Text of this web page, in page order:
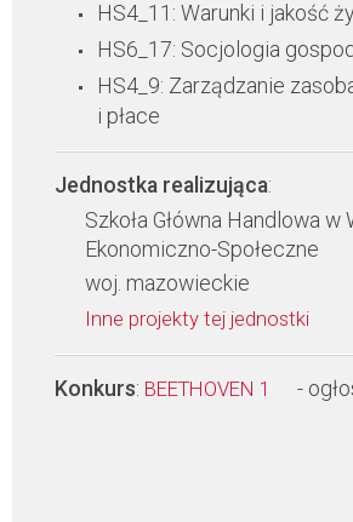
HS4_11: Warunki i jakość
HS6_17: Socjologia
HS4_9: Zarządzanie
i płace
Jednostka realizująca:
Szkoła Główna Handlowa
Ekonomiczno-Społeczne
woj. mazowieckie
Inne projekty tej jednostki
Konkurs: BEETHOVEN 1 -